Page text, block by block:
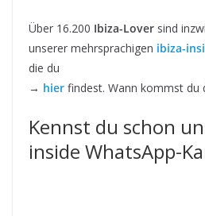
Über 16.200 Ibiza-Lover sind
unserer mehrsprachigen ibiza-
die du
→ hier findest. Wann kommst du
Kennst du schon
inside WhatsApp-